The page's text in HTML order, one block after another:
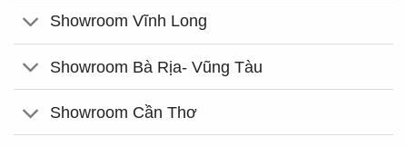
Showroom Vĩnh Long
Showroom Bà Rịa- Vũng Tàu
Showroom Cần Thơ